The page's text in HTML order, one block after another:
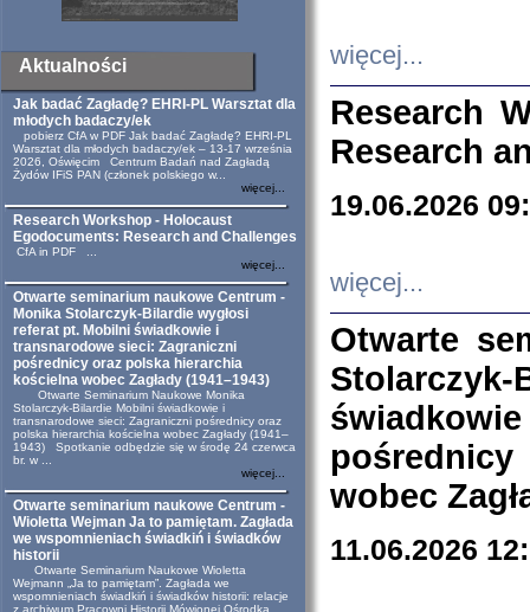
Aktualności
Jak badać Zagładę? EHRI-PL Warsztat dla
młodych badaczy/ek
pobierz CfA w PDF Jak badać Zagładę? EHRI-PL
Warsztat dla młodych badaczy/ek – 13-17 września
2026, Oświęcim Centrum Badań nad Zagładą
Żydów IFiS PAN (członek polskiego w...
więcej...
Research Workshop - Holocaust
Egodocuments: Research and Challenges
CfA in PDF ...
więcej...
Otwarte seminarium naukowe Centrum -
Monika Stolarczyk-Bilardie wygłosi
referat pt. Mobilni świadkowie i
transnarodowe sieci: Zagraniczni
pośrednicy oraz polska hierarchia
kościelna wobec Zagłady (1941–1943)
Otwarte Seminarium Naukowe Monika
Stolarczyk-Bilardie Mobilni świadkowie i
transnarodowe sieci: Zagraniczni pośrednicy oraz
polska hierarchia kościelna wobec Zagłady (1941–
1943) Spotkanie odbędzie się w środę 24 czerwca
br. w ...
więcej...
Otwarte seminarium naukowe Centrum -
Wioletta Wejman Ja to pamiętam. Zagłada
we wspomnieniach świadkiń i świadków
historii
Otwarte Seminarium Naukowe Wioletta
Wejmann „Ja to pamiętam”. Zagłada we
wspomnieniach świadkiń i świadków historii: relacje
z archiwum Pracowni Historii Mówionej Ośrodka
więcej...
Research
Research
19.06.2026
więcej...
Otwarte
wobec
11.06.2026